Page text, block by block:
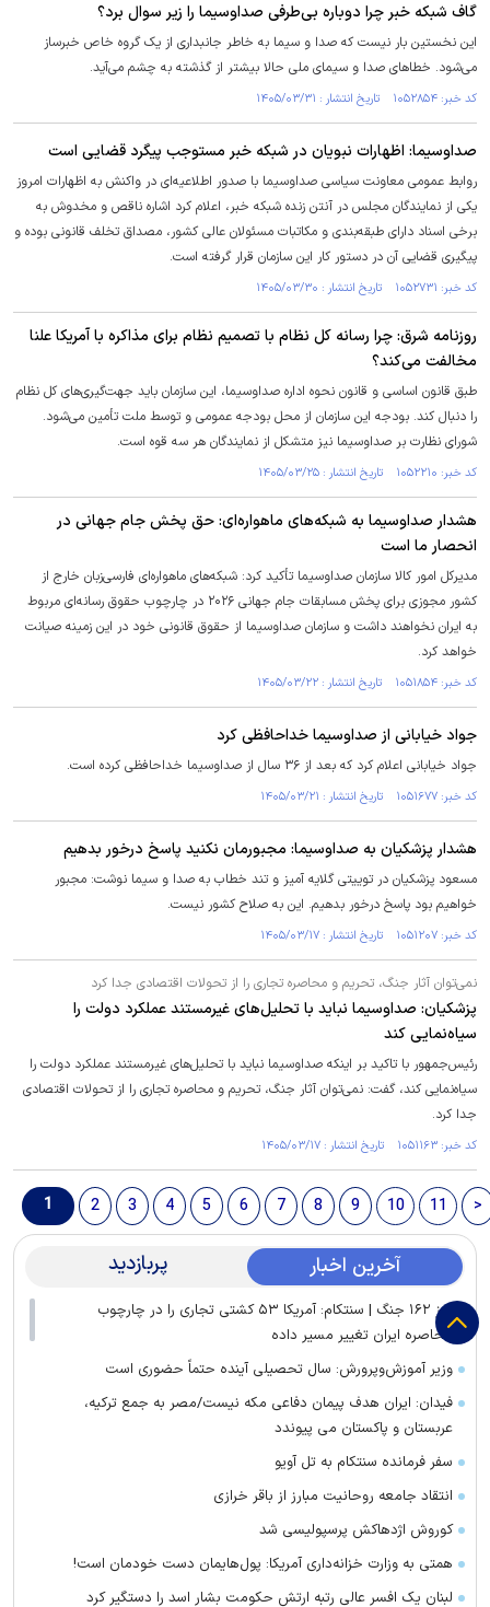
گاف شبکه خبر چرا دوباره بی‌طرفی صداوسیما را زیر سوال برد؟
این نخستین بار نیست که صدا و سیما به خاطر جانبداری از یک گروه خاص خبرساز
می‌شود. خطا‌های صدا و سیمای ملی حالا بیشتر از گذشته به چشم می‌آید.
کد خبر: ۱۰۵۲۸۵۴ تاریخ انتشار : ۱۴۰۵/۰۳/۳۱
صداوسیما: اظهارات نبویان در شبکه خبر مستوجب پیگرد قضایی است
روابط عمومی معاونت سیاسی صداوسیما با صدور اطلاعیه‌ای در واکنش به اظهارات امروز
یکی از نمایندگان مجلس در آنتن زنده شبکه خبر، اعلام کرد اشاره ناقص و مخدوش به
برخی اسناد دارای طبقه‌بندی و مکاتبات مسئولان عالی کشور، مصداق تخلف قانونی بوده و
پیگیری قضایی آن در دستور کار این سازمان قرار گرفته است.
کد خبر: ۱۰۵۲۷۳۱ تاریخ انتشار : ۱۴۰۵/۰۳/۳۰
روزنامه شرق: چرا رسانه کل نظام با تصمیم نظام برای مذاکره با آمریکا علنا
مخالفت می‌کند؟
طبق قانون اساسی و قانون نحوه اداره صداوسیما، این سازمان باید جهت‌گیری‌های کل نظام
را دنبال کند. بودجه این سازمان از محل بودجه عمومی و توسط ملت تأمین می‌شود.
شورای نظارت بر صداوسیما نیز متشکل از نمایندگان هر سه قوه است.
کد خبر: ۱۰۵۲۲۱۰ تاریخ انتشار : ۱۴۰۵/۰۳/۲۵
هشدار صداوسیما به شبکه‌های ماهواره‌ای: حق پخش جام جهانی در
انحصار ما است
مدیرکل امور کالا سازمان صداوسیما تأکید کرد: شبکه‌های ماهواره‌ای فارسی‌زبان خارج از
کشور مجوزی برای پخش مسابقات جام جهانی ۲۰۲۶ در چارچوب حقوق رسانه‌ای مربوط
به ایران نخواهند داشت و سازمان صداوسیما از حقوق قانونی خود در این زمینه صیانت
خواهد کرد.
کد خبر: ۱۰۵۱۸۵۴ تاریخ انتشار : ۱۴۰۵/۰۳/۲۲
جواد خیابانی از صداوسیما خداحافظی کرد
جواد خیابانی اعلام کرد که بعد از ۳۶ سال از صداوسیما خداحافظی کرده است.
کد خبر: ۱۰۵۱۶۷۷ تاریخ انتشار : ۱۴۰۵/۰۳/۲۱
هشدار پزشکیان به صداوسیما: مجبورمان نکنید پاسخ درخور بدهیم
مسعود پزشکیان در توییتی گلایه آمیز و تند خطاب به صدا و سیما نوشت: مجبور
خواهیم بود پاسخ درخور بدهیم. این به صلاح کشور نیست.
کد خبر: ۱۰۵۱۲۰۷ تاریخ انتشار : ۱۴۰۵/۰۳/۱۷
نمی‌توان آثار جنگ، تحریم و محاصره تجاری را از تحولات اقتصادی جدا کرد
پزشکیان: صداوسیما نباید با تحلیل‌های غیرمستند عملکرد دولت را
سیاه‌نمایی کند
رئیس‌جمهور با تاکید بر اینکه صداوسیما نباید با تحلیل‌های غیرمستند عملکرد دولت را
سیاه‌نمایی کند، گفت: نمی‌توان آثار جنگ، تحریم و محاصره تجاری را از تحولات اقتصادی
جدا کرد.
کد خبر: ۱۰۵۱۱۶۳ تاریخ انتشار : ۱۴۰۵/۰۳/۱۷
1 2 3 4 5 6 7 8 9 10 11 >
آخرین اخبار پربازدید
روز ۱۶۲ جنگ | سنتکام: آمریکا ۵۳ کشتی تجاری را در چارچوب
محاصره ایران تغییر مسیر داده
وزیر آموزش‌وپرورش: سال تحصیلی آینده حتماً حضوری است
فیدان: ایران هدف پیمان دفاعی مکه نیست/مصر به جمع ترکیه،
عربستان و پاکستان می پیوندد
سفر فرمانده سنتکام به تل آویو
انتقاد جامعه روحانیت مبارز از باقر خرازی
کوروش اژدهاکش پرسپولیسی شد
همتی به وزارت خزانه‌داری آمریکا: پول‌هایمان دست خودمان است!
لبنان یک افسر عالی رتبه ارتش حکومت بشار اسد را دستگیر کرد